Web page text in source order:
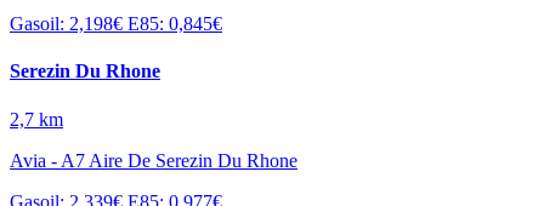
Gasoil: 2,198€ E85: 0,845€
Serezin Du Rhone
2,7 km
Avia - A7 Aire De Serezin Du Rhone
Gasoil: 2,339€ E85: 0,977€